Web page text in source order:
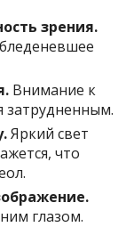
зрения.
Внимание к
затрудненным.
Яркий свет
что
глазом.